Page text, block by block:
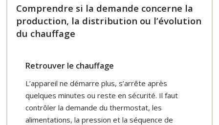
Comprendre si la demande concerne la
production, la distribution ou l’évolution
du chauffage
Retrouver le chauffage
L’appareil ne démarre plus, s’arrête après
quelques minutes ou reste en sécurité. Il faut
contrôler la demande du thermostat, les
alimentations, la pression et la séquence de